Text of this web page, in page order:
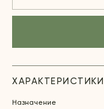
ХАРАКТЕРИСТИКИ
Назначение